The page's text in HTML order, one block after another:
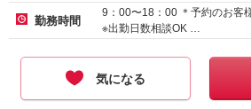
勤務時間
9：00〜18：00 ＊予約のお客
※出勤日数相談OK …
気になる